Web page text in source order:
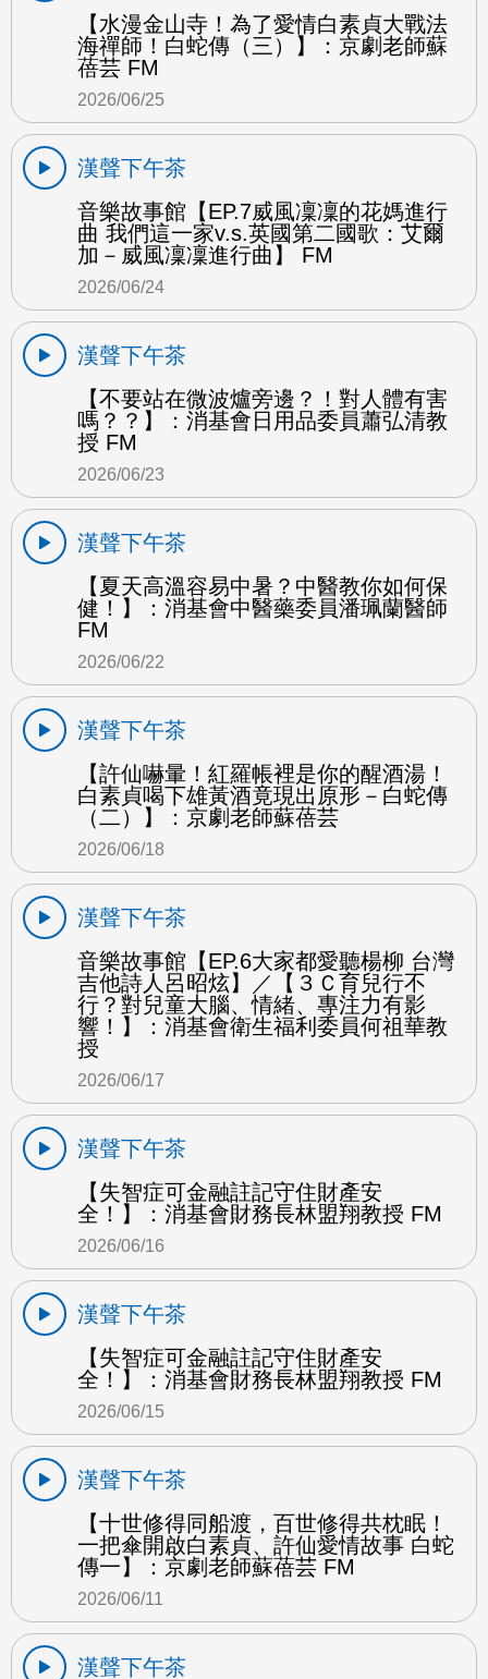
【水漫金山寺！為了愛情白素貞大戰法
海禪師！白蛇傳（三）】：京劇老師蘇
蓓芸 FM
2026/06/25
漢聲下午茶
音樂故事館【EP.7威風凜凜的花媽進行
曲 我們這一家v.s.英國第二國歌：艾爾
加－威風凜凜進行曲】 FM
2026/06/24
漢聲下午茶
【不要站在微波爐旁邊？！對人體有害
嗎？？】：消基會日用品委員蕭弘清教
授 FM
2026/06/23
漢聲下午茶
【夏天高溫容易中暑？中醫教你如何保
健！】：消基會中醫藥委員潘珮蘭醫師
FM
2026/06/22
漢聲下午茶
【許仙嚇暈！紅羅帳裡是你的醒酒湯！
白素貞喝下雄黃酒竟現出原形－白蛇傳
（二）】：京劇老師蘇蓓芸
2026/06/18
漢聲下午茶
音樂故事館【EP.6大家都愛聽楊柳 台灣
吉他詩人呂昭炫】／【３Ｃ育兒行不
行？對兒童大腦、情緒、專注力有影
響！】：消基會衛生福利委員何祖華教
授
2026/06/17
漢聲下午茶
【失智症可金融註記守住財產安
全！】：消基會財務長林盟翔教授 FM
2026/06/16
漢聲下午茶
【失智症可金融註記守住財產安
全！】：消基會財務長林盟翔教授 FM
2026/06/15
漢聲下午茶
【十世修得同船渡，百世修得共枕眠！
一把傘開啟白素貞、許仙愛情故事 白蛇
傳一】：京劇老師蘇蓓芸 FM
2026/06/11
漢聲下午茶